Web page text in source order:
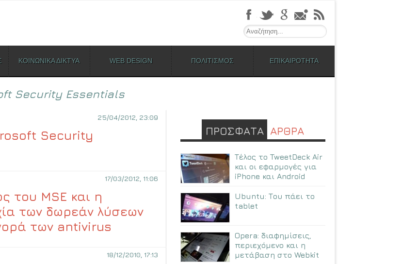
Search
ΚΟΙΝΩΝΙΚΑ ΔΙΚΤΥΑ WEB DESIGN ΠΟΛΙΤΙΣΜΟΣ ΕΠΙΚΑΙΡΟΤΗΤΑ
Security Essentials
25/04/2012, 23:09
Security
17/03/2012, 11:06
του MSE και η
των δωρεάν λύσεων
των antivirus
18/12/2010, 17:13
ΠΡΟΣΦΑΤΑ ΑΡΘΡΑ
Τέλος το TweetDeck Air
και οι εφαρμογές για
iPhone και Android
Ubuntu: Tου πάει το
tablet
Opera: διαφημίσεις,
περιεχόμενο και η
μετάβαση στο Webkit